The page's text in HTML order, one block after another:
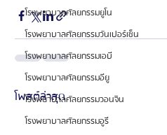
โรงพยาบาลศัลยกรรมยูโน
โรงพยาบาลศัลยกรรมวันเปอร์เซ็น
โรงพยาบาลศัลยกรรมเอบี
โรงพยาบาลศัลยกรรมอียู
โรงพยาบาลศัลยกรรมวอนจิน
โรงพยาบาลศัลยกรรมอูรี
โพสต์ล่าสุด